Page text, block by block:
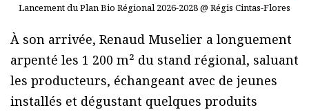
Lancement du Plan Bio Régional 2026-2028 @ Régis Cintas-Flores
À son arrivée, Renaud Muselier a longuement
arpenté les 1 200 m² du stand régional, saluant
les producteurs, échangeant avec de jeunes
installés et dégustant quelques produits